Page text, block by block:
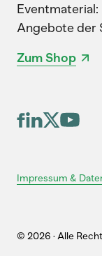
Angebote der
Zum Shop
Impressum &
© 2026 · Alle